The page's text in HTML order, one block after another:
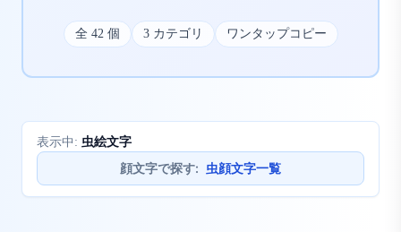
全 42個 3カテゴリ ワンタップコピー
表示中: 虫絵文字
顔文字で探す: 虫顔文字一覧